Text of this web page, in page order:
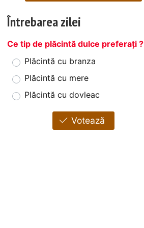
Întrebarea zilei
Ce tip de plăcintă dulce preferați ?
Plăcintă cu branza
Plăcintă cu mere
Plăcintă cu dovleac
Votează